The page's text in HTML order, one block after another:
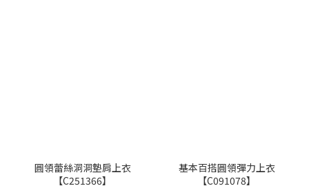
圓領蕾絲洞洞墊肩上衣
【C251366】
基本百搭圓領彈力上衣
【C091078】